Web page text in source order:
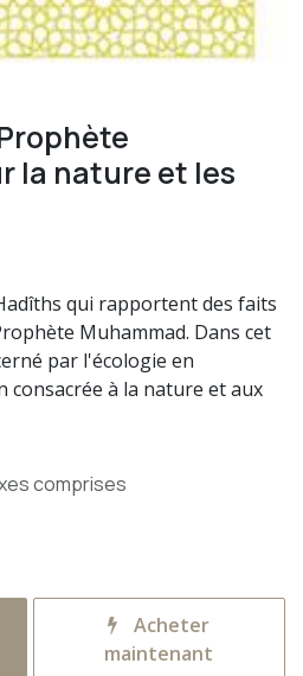
la nature et les
qui rapportent des faits
Muhammad. Dans cet
par l'écologie en
consacrée à la nature et aux
comprises
Acheter
maintenant